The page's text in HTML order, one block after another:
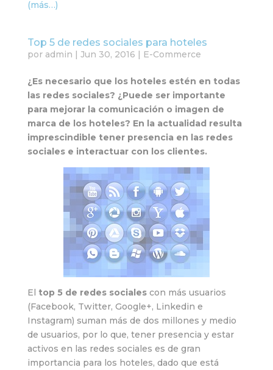
(más…)
Top 5 de redes sociales para hoteles
por admin | Jun 30, 2016 | E-Commerce
¿Es necesario que los hoteles estén en todas
las redes sociales? ¿Puede ser importante
para mejorar la comunicación o imagen de
marca de los hoteles? En la actualidad resulta
imprescindible tener presencia en las redes
sociales e interactuar con los clientes.
El top 5 de redes socialescon más usuarios
(Facebook, Twitter, Google+, Linkedin e
Instagram) suman más de dos millones y medio
de usuarios, por lo que, tener presencia y estar
activos en las redes sociales es de gran
importancia para los hoteles, dado que está